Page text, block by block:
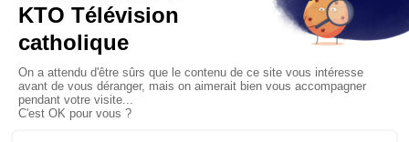
à Marseille
Diffusé le 05/11/2021
Marseille, kto vous propose un magazine entièrement tou...